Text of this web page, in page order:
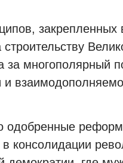
закрепленных
за многополярный
и
одобренные
консолидации